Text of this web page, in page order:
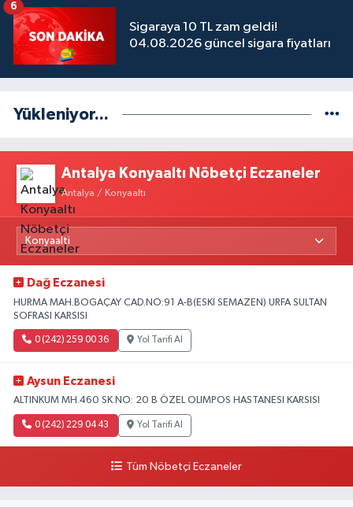
Sigaraya 10 TL zam geldi!
04.08.2026 güncel sigara fiyatları
6
Yükleniyor...
Antalya Konyaaltı Nöbetçi Eczaneler
Antalya / Konyaaltı
Dağ Eczanesi
HURMA MAH.BOGAÇAY CAD.NO:91 A-B(ESKI SEMAZEN) URFA SULTAN
SOFRASI KARSISI
0 (242) 259 00 36 Yol Tarifi Al
Aysun Eczanesi
ALTINKUM MH.460 SK.NO: 20 B ÖZEL OLIMPOS HASTANESI KARSISI
0 (242) 229 04 43 Yol Tarifi Al
Tüm Nöbetçi Eczaneler